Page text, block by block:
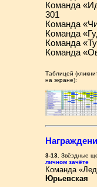
Команда
301
Команда
Команда
Команда
Команда
Таблицей
на экране):
3-13. Звёздные
личном зачёте
Команда
Юрьевская